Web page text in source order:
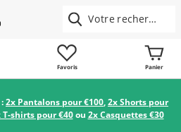
Favoris Panier
2x Pantalons pour €100,2x Shorts pour
T-shirts pour €40ou 2x Casquettes €30